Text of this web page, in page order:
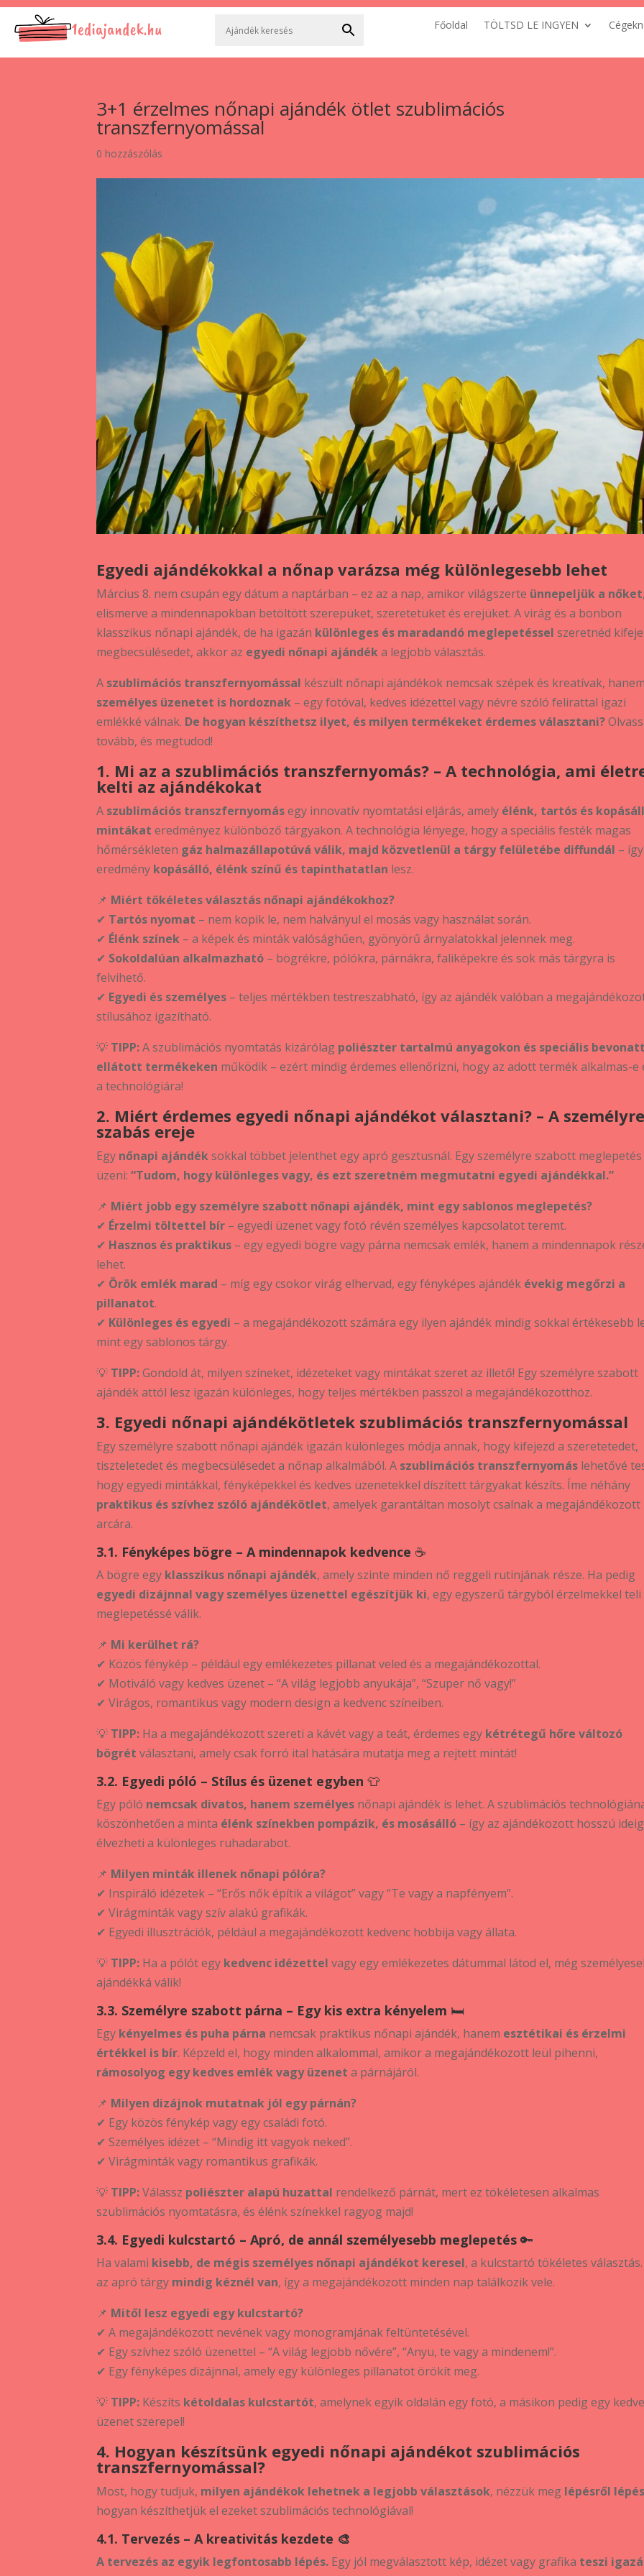
Főoldal TÖLTSD LE INGYEN
3+1 érzelmes nőnapi ajándék ötlet szublimációs
transzfernyomással
0 hozzászólás
Egyedi ajándékokkal a nőnap varázsa még különlegesebb lehet
Március 8. nem csupán egy dátum a naptárban – ez az a nap, amikor világszerte ünnepeljük a nőket
elismerve a mindennapokban betöltött szerepüket, szeretetüket és erejüket. A virág és a bonbon
klasszikus nőnapi ajándék, de ha igazán különleges és maradandó meglepetéssel szeretnéd
megbecsülésedet, akkor az egyedi nőnapi ajándéka legjobb választás.
A szublimációs transzfernyomással készült nőnapi ajándékok nemcsak szépek és kreatívak,
személyes üzenetet is hordoznak – egy fotóval, kedves idézettel vagy névre szóló felirattal igazi
emlékké válnak. De hogyan készíthetsz ilyet, és milyen termékeket érdemes választani?Olvass
tovább, és megtudod!
1. Mi az a szublimációs transzfernyomás? – A technológia, ami
kelti az ajándékokat
A szublimációs transzfernyomásegy innovatív nyomtatási eljárás, amely élénk, tartós és
mintákat eredményez különböző tárgyakon. A technológia lényege, hogy a speciális festék magas
hőmérsékleten gáz halmazállapotúvá válik, majd közvetlenül a tárgy felületébe diffundál –
eredmény kopásálló, élénk színű és tapinthatatlan lesz.
📌 Miért tökéletes választás nőnapi ajándékokhoz?
✔ Tartós nyomat – nem kopik le, nem halványul el mosás vagy használat során.
✔ Élénk színek – a képek és minták valósághűen, gyönyörű árnyalatokkal jelennek meg.
✔ Sokoldalúan alkalmazható – bögrékre, pólókra, párnákra, faliképekre és sok más tárgyra is
felvihető.
✔ Egyedi és személyes – teljes mértékben testreszabható, így az ajándék valóban a
stílusához igazítható.
💡 TIPP:A szublimációs nyomtatás kizárólag poliészter tartalmú anyagokon és speciális
ellátott termékeken működik – ezért mindig érdemes ellenőrizni, hogy az adott termék alkalmas-e
a technológiára!
2. Miért érdemes egyedi nőnapi ajándékot választani? – A
szabás ereje
Egy nőnapi ajándéksokkal többet jelenthet egy apró gesztusnál. Egy személyre szabott
üzeni:“Tudom, hogy különleges vagy, és ezt szeretném megmutatni egyedi ajándékkal.”
📌 Miért jobb egy személyre szabott nőnapi ajándék, mint egy sablonos meglepetés?
✔ Érzelmi töltettel bír – egyedi üzenet vagy fotó révén személyes kapcsolatot teremt.
✔ Hasznos és praktikus – egy egyedi bögre vagy párna nemcsak emlék, hanem a mindennapok
lehet.
✔ Örök emlék marad – míg egy csokor virág elhervad, egy fényképes ajándék évekig megőrzi a
pillanatot.
✔ Különleges és egyedi – a megajándékozott számára egy ilyen ajándék mindig sokkal értékesebb
mint egy sablonos tárgy.
💡 TIPP:Gondold át, milyen színeket, idézeteket vagy mintákat szeret az illető! Egy személyre szabott
ajándék attól lesz igazán különleges, hogy teljes mértékben passzol a megajándékozotthoz.
3. Egyedi nőnapi ajándékötletek szublimációs transzfernyomással
Egy személyre szabott nőnapi ajándék igazán különleges módja annak, hogy kifejezd a szeretetedet,
tiszteletedet és megbecsülésedet a nőnap alkalmából. A szublimációs transzfernyomás lehetővé
hogy egyedi mintákkal, fényképekkel és kedves üzenetekkel díszített tárgyakat készíts. Íme néhány
praktikus és szívhez szóló ajándékötlet, amelyek garantáltan mosolyt csalnak a megajándékozott
arcára.
3.1. Fényképes bögre – A mindennapok kedvence ☕
A bögre egy klasszikus nőnapi ajándék, amely szinte minden nő reggeli rutinjának része. Ha pedig
egyedi dizájnnal vagy személyes üzenettel egészítjük ki, egy egyszerű tárgyból érzelmekkel teli
meglepetéssé válik.
📌 Mi kerülhet rá?
✔ Közös fénykép – például egy emlékezetes pillanat veled és a megajándékozottal.
✔ Motiváló vagy kedves üzenet – “A világ legjobb anyukája”, “Szuper nő vagy!”
✔ Virágos, romantikus vagy modern design a kedvenc színeiben.
💡 TIPP: Ha a megajándékozott szereti a kávét vagy a teát, érdemes egy kétrétegű hőre változó
bögrét választani, amely csak forró ital hatására mutatja meg a rejtett mintát!
3.2. Egyedi póló – Stílus és üzenet egyben 👕
Egy póló nemcsak divatos, hanem személyes nőnapi ajándék is lehet. A szublimációs
köszönhetően a minta élénk színekben pompázik, és mosásálló – így az ajándékozott hosszú ideig
élvezheti a különleges ruhadarabot.
📌 Milyen minták illenek nőnapi pólóra?
✔ Inspiráló idézetek – “Erős nők építik a világot” vagy “Te vagy a napfényem”.
✔ Virágminták vagy szív alakú grafikák.
✔ Egyedi illusztrációk, például a megajándékozott kedvenc hobbija vagy állata.
💡 TIPP: Ha a pólót egy kedvenc idézettel vagy egy emlékezetes dátummal látod el, még
ajándékká válik!
3.3. Személyre szabott párna – Egy kis extra kényelem 🛏️
Egy kényelmes és puha párna nemcsak praktikus nőnapi ajándék, hanem esztétikai és érzelmi
értékkel is bír. Képzeld el, hogy minden alkalommal, amikor a megajándékozott leül pihenni,
rámosolyog egy kedves emlék vagy üzenet a párnájáról.
📌 Milyen dizájnok mutatnak jól egy párnán?
✔ Egy közös fénykép vagy egy családi fotó.
✔ Személyes idézet – “Mindig itt vagyok neked”.
✔ Virágminták vagy romantikus grafikák.
💡 TIPP:Válassz poliészter alapú huzattal rendelkező párnát, mert ez tökéletesen alkalmas
szublimációs nyomtatásra, és élénk színekkel ragyog majd!
3.4. Egyedi kulcstartó – Apró, de annál személyesebb meglepetés 🔑
Ha valami kisebb, de mégis személyes nőnapi ajándékot keresel, a kulcstartó tökéletes választás.
az apró tárgy mindig kéznél van, így a megajándékozott minden nap találkozik vele.
📌 Mitől lesz egyedi egy kulcstartó?
✔ A megajándékozott nevének vagy monogramjának feltüntetésével.
✔ Egy szívhez szóló üzenettel – “A világ legjobb nővére”, “Anyu, te vagy a mindenem!”.
✔ Egy fényképes dizájnnal, amely egy különleges pillanatot örökít meg.
💡 TIPP: Készíts kétoldalas kulcstartót, amelynek egyik oldalán egy fotó, a másikon pedig egy
üzenet szerepel!
4. Hogyan készítsünk egyedi nőnapi ajándékot szublimációs
transzfernyomással?
Most, hogy tudjuk, milyen ajándékok lehetnek a legjobb választások, nézzük meg lépésről
hogyan készíthetjük el ezeket szublimációs technológiával!
4.1. Tervezés – A kreativitás kezdete 🎨
A tervezés az egyik legfontosabb lépés. Egy jól megválasztott kép, idézet vagy grafika teszi